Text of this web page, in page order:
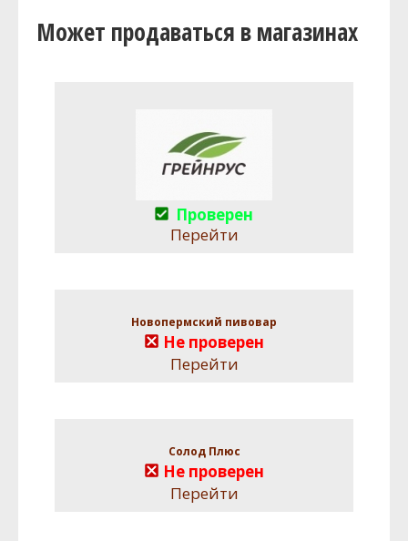
Может продаваться в магазинах
Проверен
Перейти
Новопермский пивовар
Не проверен
Перейти
Солод Плюс
Не проверен
Перейти